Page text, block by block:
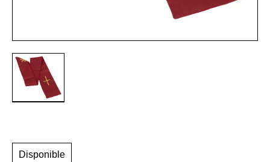
Disponible